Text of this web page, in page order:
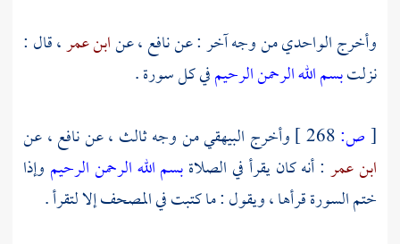
وأخرجالواحديمن وجه آخر : عننافع ،عنابن عمر، قال :
نزلتبسم الله الرحمن الرحيمفي كل سورة .
[ص: وأخرج البيهقيمن وجه ثالث ، عننافع ،عن
ابن عمر : أنه كان يقرأ في الصلاةبسم الله الرحمن الرحيم وإذا
ختم السورة قرأها ، ويقول : ما كتبت في المصحف إلا لتقرأ .